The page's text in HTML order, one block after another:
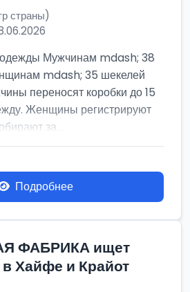
страны)
одежды Мужчинам mdash; 38
mdash; 35 шекелей
переносят коробки до 15
Женщины регистрируют
за...
Подробнее
ФАБРИКА ищет
Хайфе и Крайот